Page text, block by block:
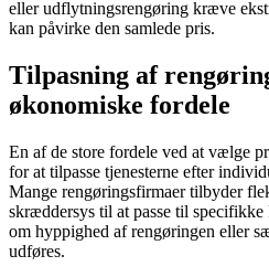
eller udflytningsrengøring kræve
kan påvirke den samlede pris.
Tilpasning af
økonomiske fordele
En af de store fordele ved at vælge
for at tilpasse tjenesterne efter
Mange rengøringsfirmaer tilbyder
skræddersys til at passe til
om hyppighed af rengøringen eller
udføres.